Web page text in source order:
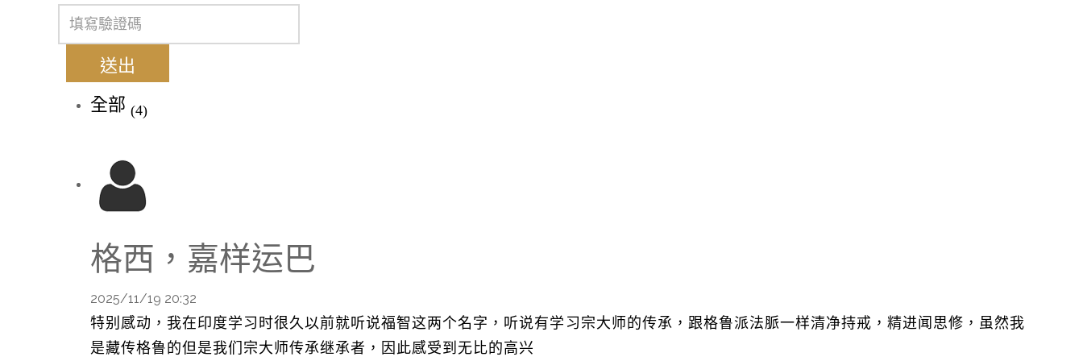
送出
全部 (4)
格西，嘉样运巴
2025/11/19 20:32
特别感动，我在印度学习时很久以前就听说福智这两个名字，听说有学习宗大师的传承，跟格鲁派法脈一样清净持戒，精进闻思修，虽然我
是藏传格鲁的但是我们宗大师传承继承者，因此感受到无比的高兴